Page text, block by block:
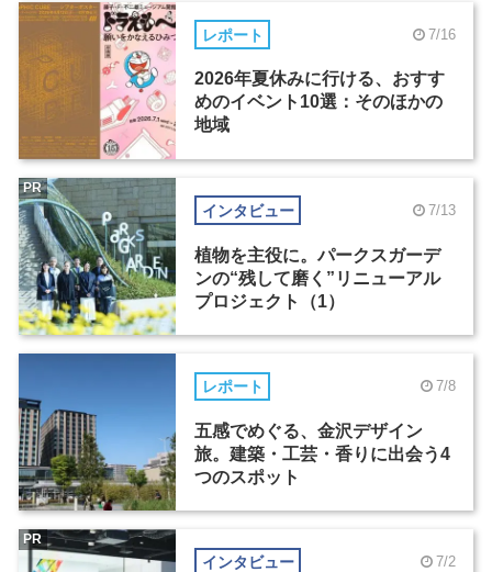
レポート 7/16
2026年夏休みに行ける、おすす
めのイベント10選：そのほかの
地域
インタビュー 7/13
植物を主役に。パークスガーデ
ンの“残して磨く”リニューアル
プロジェクト（1）
PR
レポート 7/8
五感でめぐる、金沢デザイン
旅。建築・工芸・香りに出会う4
つのスポット
インタビュー 7/2
PR